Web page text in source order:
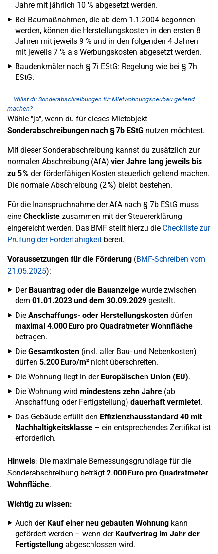
Jahre mit jährlich 10 % abgesetzt werden.
Bei Baumaßnahmen, die ab dem 1.1.2004 begonnen
werden, können die Herstellungskosten in den ersten 8
Jahren mit jeweils 9 % und in den folgenden 4 Jahren
mit jeweils 7 % als Werbungskosten abgesetzt werden.
Baudenkmäler nach § 7i EStG: Regelung wie bei § 7h
EStG.
Willst du Sonderabschreibungen für Mietwohnungsneubau geltend
machen?
Wähle "ja", wenn du für dieses Mietobjekt
Sonderabschreibungen nach § 7b EStG nutzen möchtest.
Mit dieser Sonderabschreibung kannst du zusätzlich zur
normalen Abschreibung (AfA) vier Jahre lang jeweils bis
zu 5 % der förderfähigen Kosten steuerlich geltend machen.
Die normale Abschreibung (2 %) bleibt bestehen.
Für die Inanspruchnahme der AfA nach § 7b EStG muss
eine Checkliste zusammen mit der Steuererklärung
eingereicht werden. Das BMF stellt hierzu die Checkliste zur
Prüfung der Förderfähigkeit bereit.
Voraussetzungen für die Förderung (BMF-Schreiben vom
21.05.2025):
Der Bauantrag oder die Bauanzeige wurde zwischen
dem 01.01.2023 und dem 30.09.2029 gestellt.
Die Anschaffungs- oder Herstellungskosten dürfen
maximal 4.000 Euro pro Quadratmeter Wohnfläche
betragen.
Die Gesamtkosten (inkl. aller Bau- und Nebenkosten)
dürfen 5.200 Euro/m² nicht überschreiten.
Die Wohnung liegt in der Europäischen Union (EU).
Die Wohnung wird mindestens zehn Jahre (ab
Anschaffung oder Fertigstellung) dauerhaft vermietet.
Das Gebäude erfüllt den Effizienzhausstandard 40 mit
Nachhaltigkeitsklasse – ein entsprechendes Zertifikat ist
erforderlich.
Hinweis: Die maximale Bemessungsgrundlage für die
Sonderabschreibung beträgt 2.000 Euro pro Quadratmeter
Wohnfläche.
Wichtig zu wissen:
Auch der Kauf einer neu gebauten Wohnung kann
gefördert werden – wenn der Kaufvertrag im Jahr der
Fertigstellung abgeschlossen wird.